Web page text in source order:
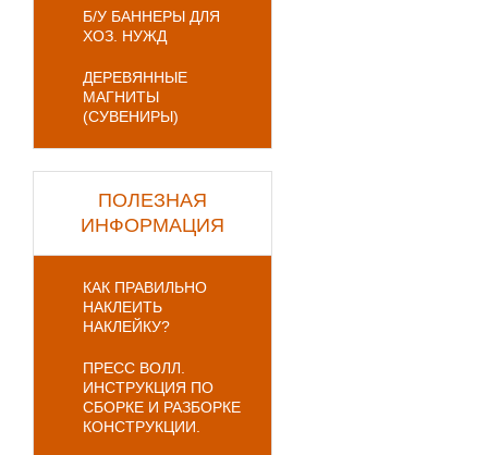
Б/У БАННЕРЫ ДЛЯ
ХОЗ. НУЖД
ДЕРЕВЯННЫЕ
МАГНИТЫ
(СУВЕНИРЫ)
ПОЛЕЗНАЯ
ИНФОРМАЦИЯ
КАК ПРАВИЛЬНО
НАКЛЕИТЬ
НАКЛЕЙКУ?
ПРЕСС ВОЛЛ.
ИНСТРУКЦИЯ ПО
СБОРКЕ И РАЗБОРКЕ
КОНСТРУКЦИИ.